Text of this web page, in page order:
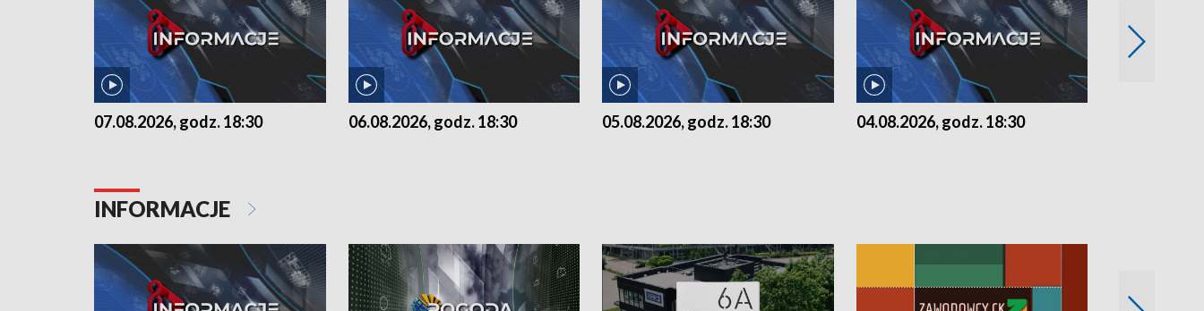
07.08.2026, godz. 18:30 06.08.2026, godz. 18:30 05.08.2026, godz. 18:30 04.08.2026, godz. 18:30
INFORMACJE